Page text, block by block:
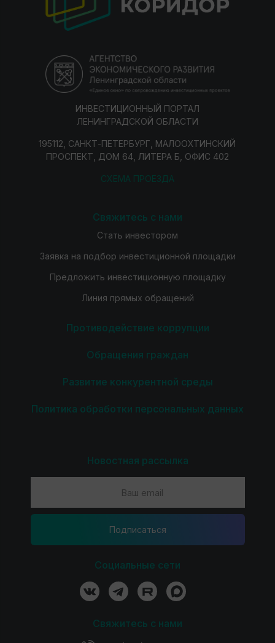
ИНВЕСТИЦИОННЫЙ ПОРТАЛ
ЛЕНИНГРАДСКОЙ ОБЛАСТИ
195112, САНКТ-ПЕТЕРБУРГ, МАЛООХТИНСКИЙ
ПРОСПЕКТ, ДОМ 64, ЛИТЕРА Б, ОФИС 402
СХЕМА ПРОЕЗДА
Свяжитесь с нами
Стать инвестором
Заявка на подбор инвестиционной площадки
Предложить инвестиционную площадку
Линия прямых обращений
Противодействие коррупции
Обращения граждан
Развитие конкурентной среды
Политика обработки персональных данных
Новостная рассылка
Подпиcаться
Социальные сети
Свяжитесь с нами